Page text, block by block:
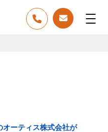
オーティス株式会社が